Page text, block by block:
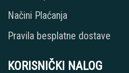
Načini Plaćanja
Pravila besplatne dostave
KORISNIČKI NALOG